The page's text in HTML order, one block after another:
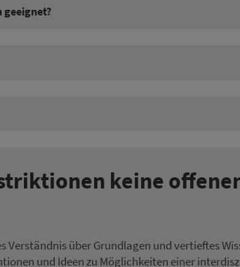
geeignet?
keine
Verständnis über Grundlagen und vertieftes
und Ideen zu Möglichkeiten einer